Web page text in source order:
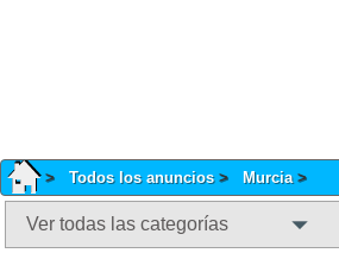
Todos los anuncios Murcia
Ver todas las categorías